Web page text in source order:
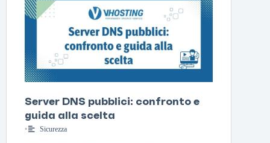
Server DNS pubblici: confronto e
guida alla scelta
• Sicurezza